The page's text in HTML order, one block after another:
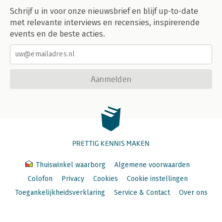
Schrijf u in voor onze nieuwsbrief en blijf up-to-date
met relevante interviews en recensies, inspirerende
events en de beste acties.
Aanmelden
PRETTIG KENNIS MAKEN
Thuiswinkel waarborg
Algemene voorwaarden
Colofon
Privacy Cookies
Cookie instellingen
Toegankelijkheidsverklaring
Service & Contact Over ons